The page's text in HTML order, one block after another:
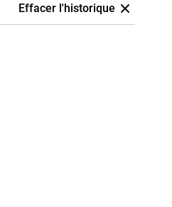
Effacer l'historique